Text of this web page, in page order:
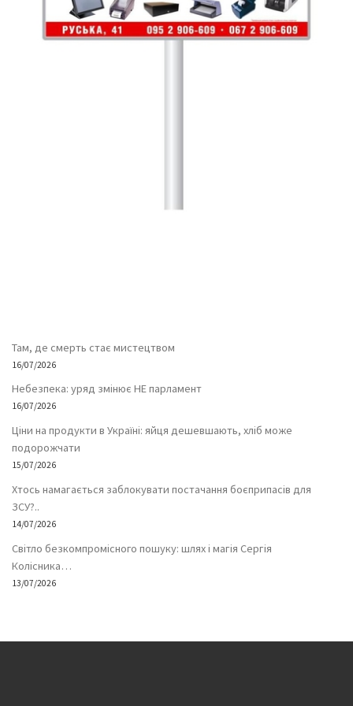
Там, де смерть стає мистецтвом
16/07/2026
Небезпека: уряд змінює НЕ парламент
16/07/2026
Ціни на продукти в Україні: яйця дешевшають, хліб може
подорожчати
15/07/2026
Хтось намагається заблокувати постачання боєприпасів для
ЗСУ?..
14/07/2026
Світло безкомпромісного пошуку: шлях і магія Сергія
Колісника…
13/07/2026